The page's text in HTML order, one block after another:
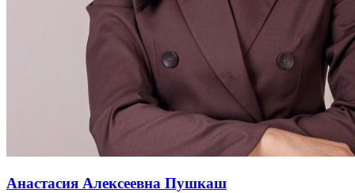
Анастасия Алексеевна Пушкаш